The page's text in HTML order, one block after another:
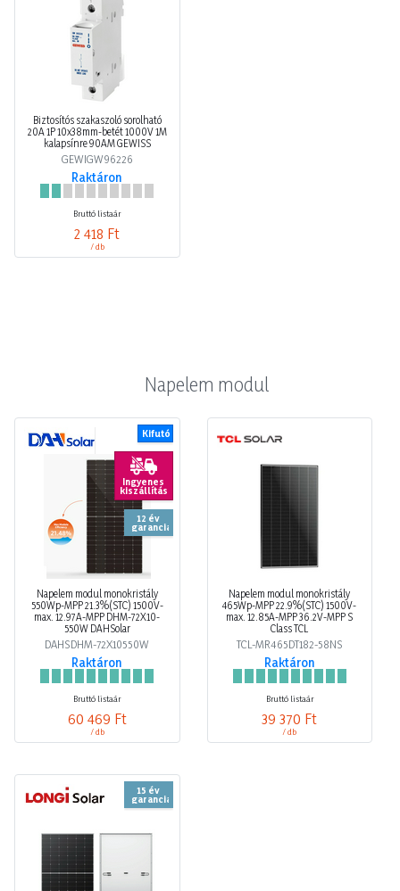
Biztosítós szakaszoló sorolható
20A 1P 10x38mm-betét 1000V 1M
kalapsínre 90AM GEWISS
GEWIGW96226
Raktáron
Bruttó listaár
2 418 Ft
/ db
Napelem modul
Kifutó
Ingyenes
kiszállítás
12 év
garancia
Napelem modul monokristály
550Wp-MPP 21.3%(STC) 1500V-
max. 12.97A-MPP DHM-72X10-
550W DAHSolar
DAHSDHM-72X10550W
Raktáron
Bruttó listaár
60 469 Ft
/ db
Napelem modul monokristály
465Wp-MPP 22.9%(STC) 1500V-
max. 12.85A-MPP 36.2V-MPP S
Class TCL
TCL-MR465DT182-58NS
Raktáron
Bruttó listaár
39 370 Ft
/ db
15 év
garancia